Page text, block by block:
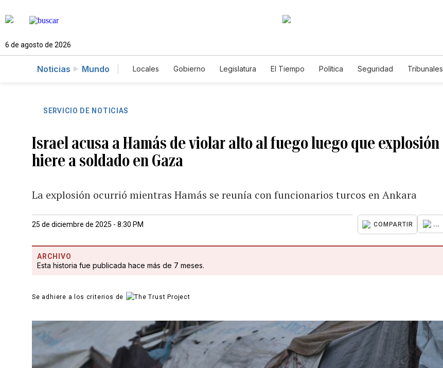
6 de agosto de 2026
Noticias Mundo Locales Gobierno Legislatura El Tiempo Política Seguridad Tribunales
SERVICIO DE NOTICIAS
Israel acusa a Hamás de violar alto al fuego luego que explosión
hiere a soldado en Gaza
La explosión ocurrió mientras Hamás se reunía con funcionarios turcos en Ankara
25 de diciembre de 2025 - 8:30 PM COMPARTIR ...
ARCHIVO
Esta historia fue publicada hace más de 7 meses.
Se adhiere a los criterios de